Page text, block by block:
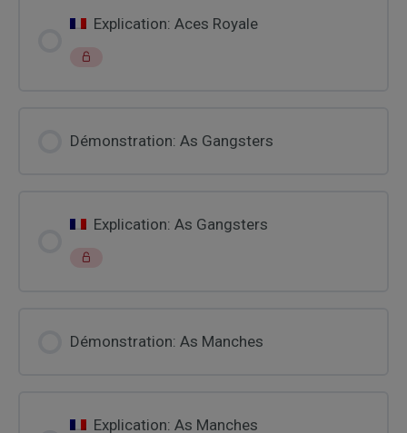
Explication: Aces Royale
Démonstration: As Gangsters
Explication: As Gangsters
Démonstration: As Manches
Explication: As Manches